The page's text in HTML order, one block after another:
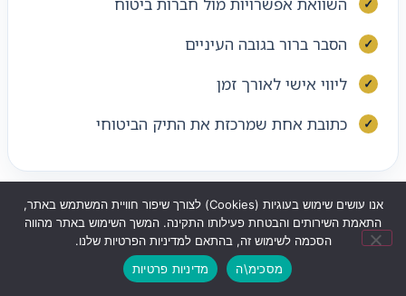
הסבר ברור בגובה העיניים
ליווי אישי לאורך זמן
כתובת אחת שמרכזת את התיק הביטוחי
קישורים שימושיים לבדיקה
לחצו לחיוג
אנו עושים שימוש בעוגיות (Cookies) לצורך שיפור חוויית המשתמש באתר,
התאמת השירותים והבטחת פעילותו התקינה. המשך השימוש באתר מהווה
הסכמה לשימוש זה, בהתאם למדיניות הפרטיות שלנו.
מסכימ\ה
מדיניות פרטיות